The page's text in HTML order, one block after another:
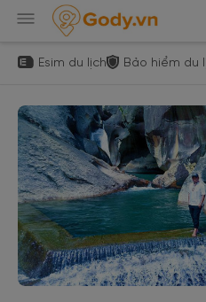
Esim du lịch Bảo hiểm du